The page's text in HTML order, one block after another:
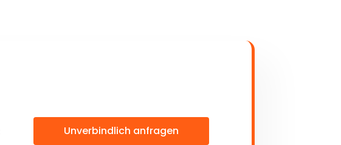
Unverbindlich anfragen